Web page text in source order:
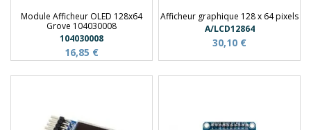
Module Afficheur OLED 128x64
Grove 104030008
104030008
16,85 €
Afficheur graphique 128 x 64 pixels
A/LCD12864
30,10 €